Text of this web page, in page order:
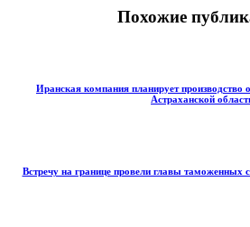
Похожие
Иранская компания планирует производство
Астраханской
Встречу на границе провели главы таможенных